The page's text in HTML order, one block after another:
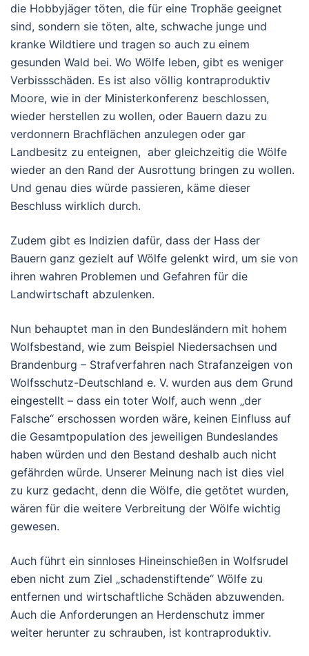
die Hobbyjäger töten, die für eine Trophäe geeignet
sind, sondern sie töten, alte, schwache junge und
kranke Wildtiere und tragen so auch zu einem
gesunden Wald bei. Wo Wölfe leben, gibt es weniger
Verbissschäden. Es ist also völlig kontraproduktiv
Moore, wie in der Ministerkonferenz beschlossen,
wieder herstellen zu wollen, oder Bauern dazu zu
verdonnern Brachflächen anzulegen oder gar
Landbesitz zu enteignen, aber gleichzeitig die Wölfe
wieder an den Rand der Ausrottung bringen zu wollen.
Und genau dies würde passieren, käme dieser
Beschluss wirklich durch.
Zudem gibt es Indizien dafür, dass der Hass der
Bauern ganz gezielt auf Wölfe gelenkt wird, um sie von
ihren wahren Problemen und Gefahren für die
Landwirtschaft abzulenken.
Nun behauptet man in den Bundesländern mit hohem
Wolfsbestand, wie zum Beispiel Niedersachsen und
Brandenburg – Strafverfahren nach Strafanzeigen von
Wolfsschutz-Deutschland e. V. wurden aus dem Grund
eingestellt – dass ein toter Wolf, auch wenn „der
Falsche“ erschossen worden wäre, keinen Einfluss auf
die Gesamtpopulation des jeweiligen Bundeslandes
haben würden und den Bestand deshalb auch nicht
gefährden würde. Unserer Meinung nach ist dies viel
zu kurz gedacht, denn die Wölfe, die getötet wurden,
wären für die weitere Verbreitung der Wölfe wichtig
gewesen.
Auch führt ein sinnloses Hineinschießen in Wolfsrudel
eben nicht zum Ziel „schadenstiftende“ Wölfe zu
entfernen und wirtschaftliche Schäden abzuwenden.
Auch die Anforderungen an Herdenschutz immer
weiter herunter zu schrauben, ist kontraproduktiv.